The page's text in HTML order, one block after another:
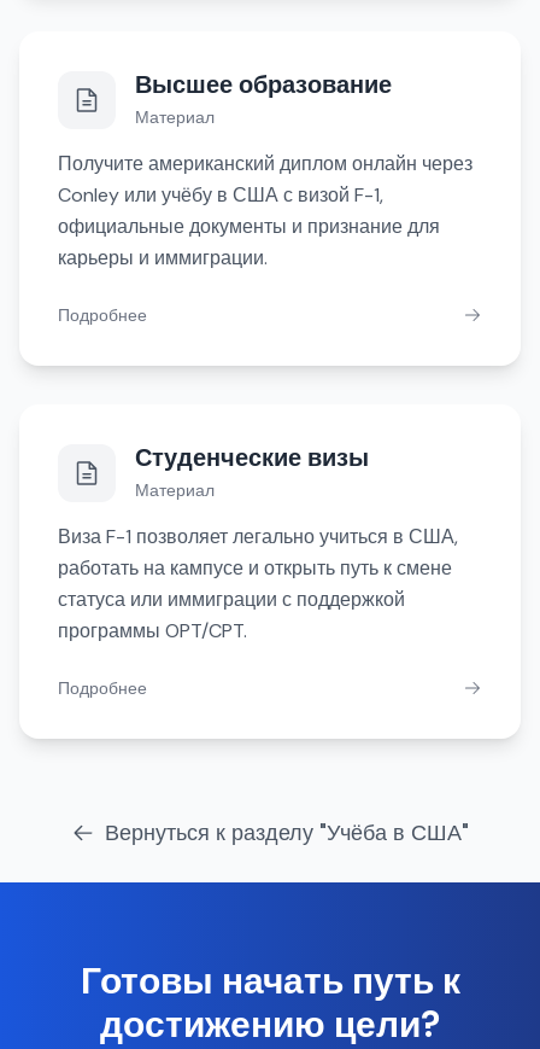
Высшее образование
Материал
Получите американский диплом онлайн через
Conley или учёбу в США с визой F-1,
официальные документы и признание для
карьеры и иммиграции.
Подробнее
Студенческие визы
Материал
Виза F-1 позволяет легально учиться в США,
работать на кампусе и открыть путь к смене
статуса или иммиграции с поддержкой
программы OPT/CPT.
Подробнее
Вернуться к разделу "Учёба в США"
Готовы начать путь к
достижению цели?